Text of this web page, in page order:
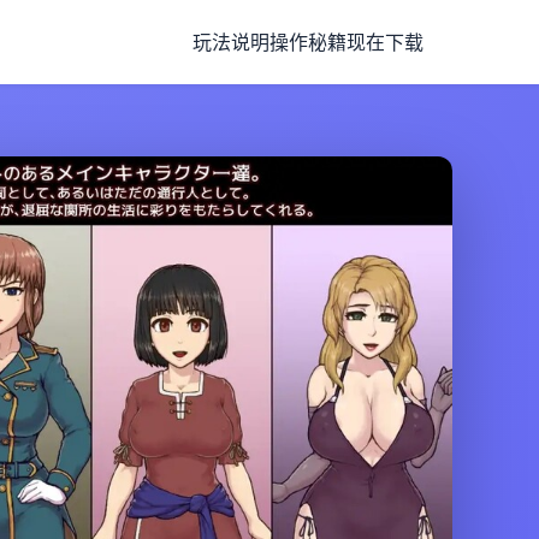
玩法说明操作秘籍现在下载